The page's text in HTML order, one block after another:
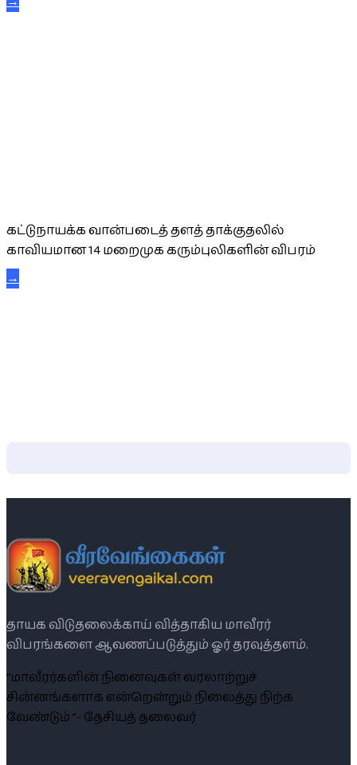
கட்டுநாயக்க வான்படைத் தளத் தாக்குதலில்
காவியமான 14 மறைமுக கரும்புலிகளின் விபரம்
→
தாயக விடுதலைக்காய் வித்தாகிய மாவீரர்
விபரங்களை ஆவணப்படுத்தும் ஓர் தரவுத்தளம்.
“மாவீரர்களின் நினைவுகள் வரலாற்றுச்
சின்னங்களாக என்றென்றும் நிலைத்து நிற்க
வேண்டும் ”- தேசியத் தலைவர்